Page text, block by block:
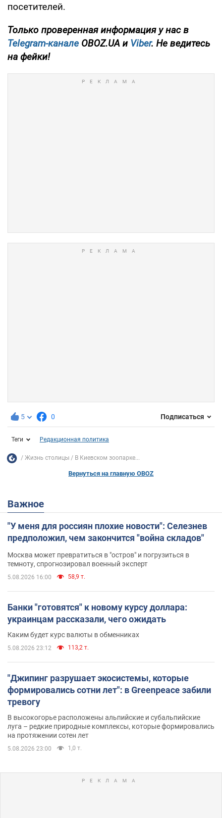
посетителей.
Только проверенная информация у нас в
Telegram-канале OBOZ.UA и Viber. Не ведитесь
на фейки!
5 0 Подписаться
Теги Редакционная политика
Жизнь столицы В Киевском зоопарке...
Вернуться на главную OBOZ
Важное
"У меня для россиян плохие новости": Селезнев
предположил, чем закончится "война складов"
Москва может превратиться в "остров" и погрузиться в
темноту, спрогнозировал военный эксперт
5.08.2026 16:00 58,9 т.
Банки "готовятся" к новому курсу доллара:
украинцам рассказали, чего ожидать
Каким будет курс валюты в обменниках
5.08.2026 23:12 113,2 т.
"Джипинг разрушает экосистемы, которые
формировались сотни лет": в Greenpeace забили
тревогу
В высокогорье расположены альпийские и субальпийские
луга – редкие природные комплексы, которые формировались
на протяжении сотен лет
5.08.2026 23:00 1,0 т.